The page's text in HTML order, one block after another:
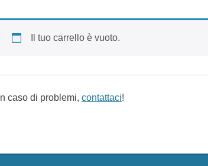
Il tuo carrello è vuoto.
In caso di problemi, contattaci!